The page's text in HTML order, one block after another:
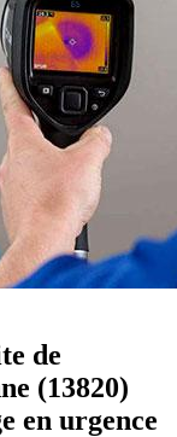
de
(13820)
en urgence